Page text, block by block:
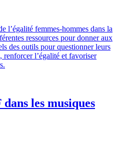
l’égalité femmes-hommes dans la
ressources pour donner aux
des outils pour questionner leurs
renforcer l’égalité et favoriser
les musiques